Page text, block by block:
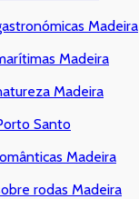
Madeira
Madeira
Madeira
Santo
Madeira
rodas Madeira